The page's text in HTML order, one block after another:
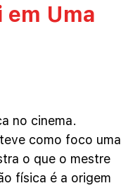
em Uma
no cinema.
como foco uma
o que o mestre
física é a origem